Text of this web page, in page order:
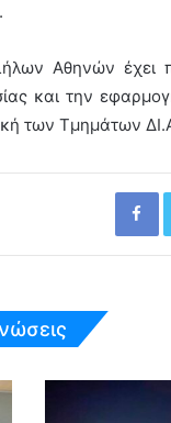
Αθηνών έχει
και την
των Τμημάτων